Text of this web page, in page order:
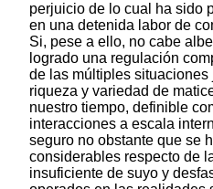
perjuicio de lo cual ha sido
en una detenida labor de
Si, pese a ello, no cabe
logrado una regulación
de las múltiples
riqueza y variedad de
nuestro tiempo, definible
interacciones a escala
seguro no obstante que se
considerables respecto de
insuficiente de suyo y